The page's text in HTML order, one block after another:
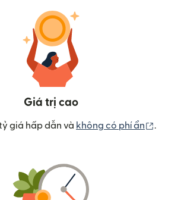
Giá trị cao
giá hấp dẫn và không có phí ẩn .